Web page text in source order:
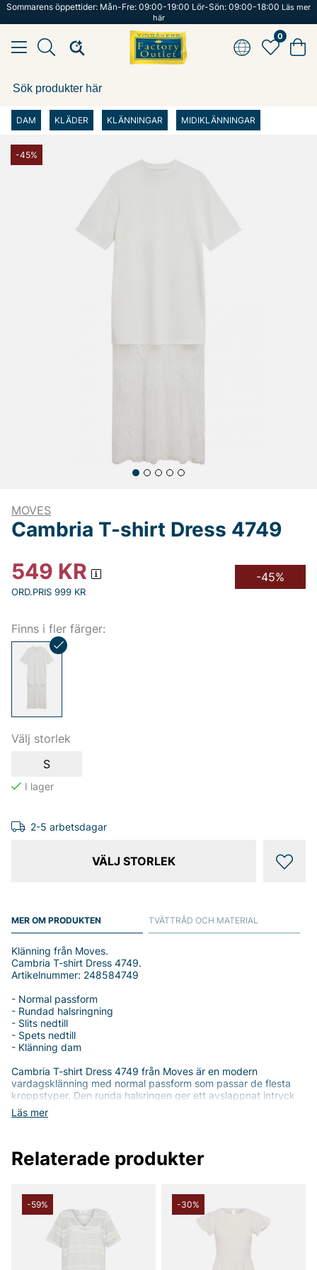
Sommarens öppettider: Mån-Fre: 09:00-19:00 Lör-Sön: 09:00-18:00 Läs mer
här
0
DAM KLÄDER KLÄNNINGAR MIDIKLÄNNINGAR
-45%
MOVES
Cambria T-shirt Dress 4749
549 KR
ORD.PRIS 999 KR
-45%
Finns i fler färger:
Välj storlek
S
2-5 arbetsdagar
VÄLJ STORLEK
MER OM PRODUKTEN
Läs mer
Klänning från Moves.
Cambria T-shirt Dress 4749.
Artikelnummer: 248584749
- Normal passform
- Rundad halsringning
- Slits nedtill
- Spets nedtill
- Klänning dam
Cambria T-shirt Dress 4749 från Moves är en modern
vardagsklänning med normal passform som passar de flesta
kroppstyper. Den runda halsringen ger ett avslappnat intryck
samtidigt som den mjukt framhäver de naturliga konturerna.
Slitsen längst ned ger fri rörelse och en lekfull rödfri siluett,
Klänningen är tillverkad i 100% bomull, vilket ger en mjuk,
Detaljerna i nylon, 100%, bidrar till en hållbar struktur vid
spetsen och skapar en fin kontrast som höjer plaggets
upplevda kvalitet. Denna kombination av rena material och
genomtänkt design gör Cambria T-shirt Dress till ett mångsidigt
val i garderoben - bekväm nog för vardagen och stilfull nog att
känna sig rätt när du vill känna dig lite extra.
TVÄTTRÅD OCH MATERIAL
Relaterade produkter
-59% -30%